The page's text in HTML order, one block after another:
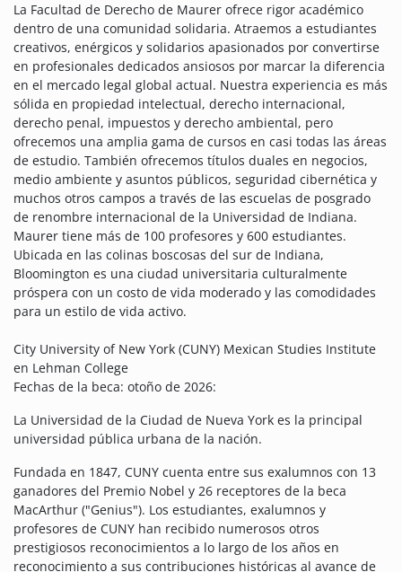
La Facultad de Derecho de Maurer ofrece rigor académico
dentro de una comunidad solidaria. Atraemos a estudiantes
creativos, enérgicos y solidarios apasionados por convertirse
en profesionales dedicados ansiosos por marcar la diferencia
en el mercado legal global actual. Nuestra experiencia es más
sólida en propiedad intelectual, derecho internacional,
derecho penal, impuestos y derecho ambiental, pero
ofrecemos una amplia gama de cursos en casi todas las áreas
de estudio. También ofrecemos títulos duales en negocios,
medio ambiente y asuntos públicos, seguridad cibernética y
muchos otros campos a través de las escuelas de posgrado
de renombre internacional de la Universidad de Indiana.
Maurer tiene más de 100 profesores y 600 estudiantes.
Ubicada en las colinas boscosas del sur de Indiana,
Bloomington es una ciudad universitaria culturalmente
próspera con un costo de vida moderado y las comodidades
para un estilo de vida activo.
City University of New York (CUNY) Mexican Studies Institute
en Lehman College
Fechas de la beca: otoño de 2026:
La Universidad de la Ciudad de Nueva York es la principal
universidad pública urbana de la nación.
Fundada en 1847, CUNY cuenta entre sus exalumnos con 13
ganadores del Premio Nobel y 26 receptores de la beca
MacArthur ("Genius"). Los estudiantes, exalumnos y
profesores de CUNY han recibido numerosos otros
prestigiosos reconocimientos a lo largo de los años en
reconocimiento a sus contribuciones históricas al avance de